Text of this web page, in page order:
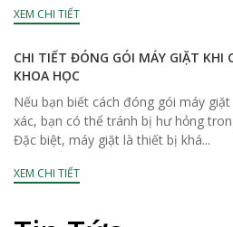
XEM CHI TIẾT
CHI TIẾT ĐÓNG GÓI MÁY GIẶT KHI
KHOA HỌC
Nếu bạn biết cách đóng gói máy
xác, bạn có thể tránh bị hư hỏng
Đặc biệt, máy giặt là thiết bị khá...
XEM CHI TIẾT